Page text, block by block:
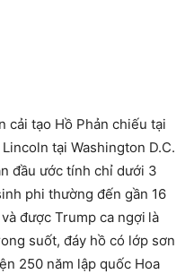
cải tạo Hồ Phản chiếu tại
tại Washington D.C.
đầu ước tính chỉ dưới 3
phi thường đến gần 16
được Trump ca ngợi là
suốt, đáy hồ có lớp sơn
250 năm lập quốc Hoa